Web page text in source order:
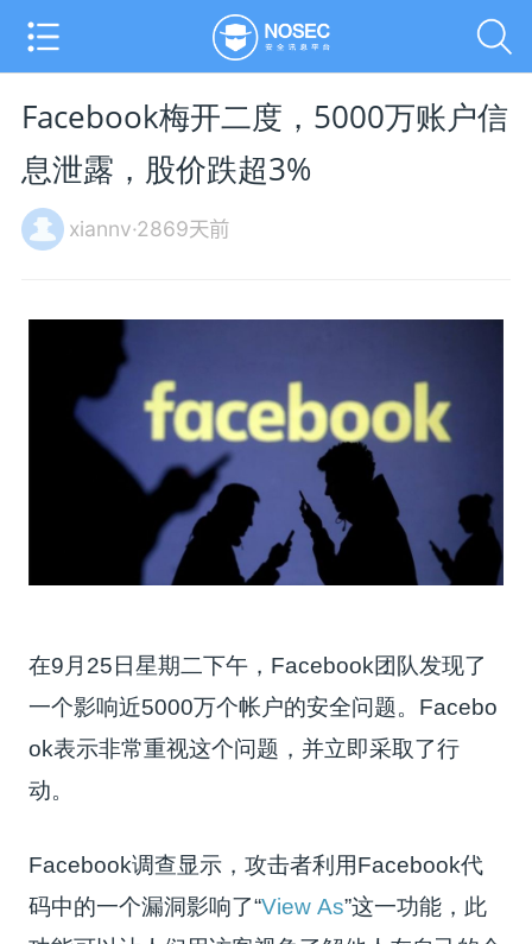
Facebook梅开二度，5000万账户信
息泄露，股价跌超3%
xiannv·2869天前
在9月25日星期二下午，Facebook团队发现了
一个影响近5000万个帐户的安全问题。Facebo
ok表示非常重视这个问题，并立即采取了行
动。
Facebook调查显示，攻击者利用Facebook代
码中的一个漏洞影响了“View As”这一功能，此